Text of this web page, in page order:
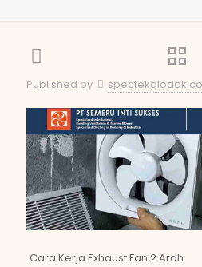
Published by
Cara Kerja Exhaust Fan 2 Arah